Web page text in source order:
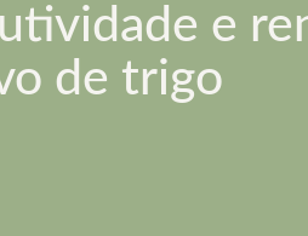
e
de trigo